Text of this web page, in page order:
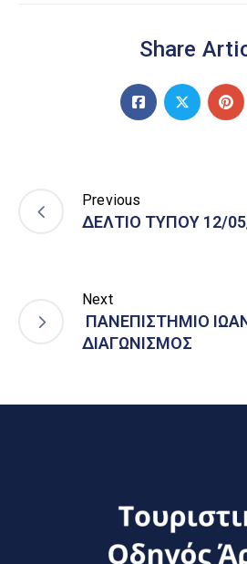
Share
Previous
ΔΕΛΤΙΟ ΤΥΠΟΥ 12/
Next
ΠΑΝΕΠΙΣΤΗΜΙΟ
ΔΙΑΓΩΝΙΣΜΟΣ